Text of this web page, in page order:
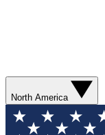
North America